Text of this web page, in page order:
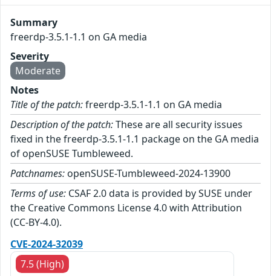
Summary
freerdp-3.5.1-1.1 on GA media
Severity
Moderate
Notes
Title of the patch:freerdp-3.5.1-1.1 on GA media
Description of the patch:These are all security issues
fixed in the freerdp-3.5.1-1.1 package on the GA media
of openSUSE Tumbleweed.
Patchnames: openSUSE-Tumbleweed-2024-13900
Terms of use: CSAF 2.0 data is provided by SUSE under
the Creative Commons License 4.0 with Attribution
(CC-BY-4.0).
CVE-2024-32039
7.5 (High)